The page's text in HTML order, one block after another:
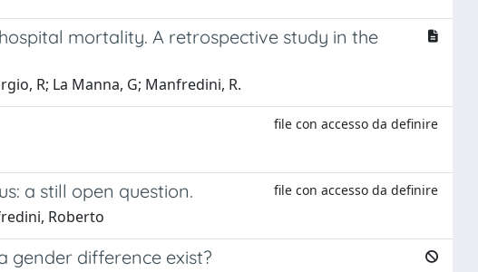
mortality. A retrospective study in the
R; La Manna, G; Manfredini, R.
file con accesso da definire
a still open question. file con accesso da definire
Roberto
gender difference exist?